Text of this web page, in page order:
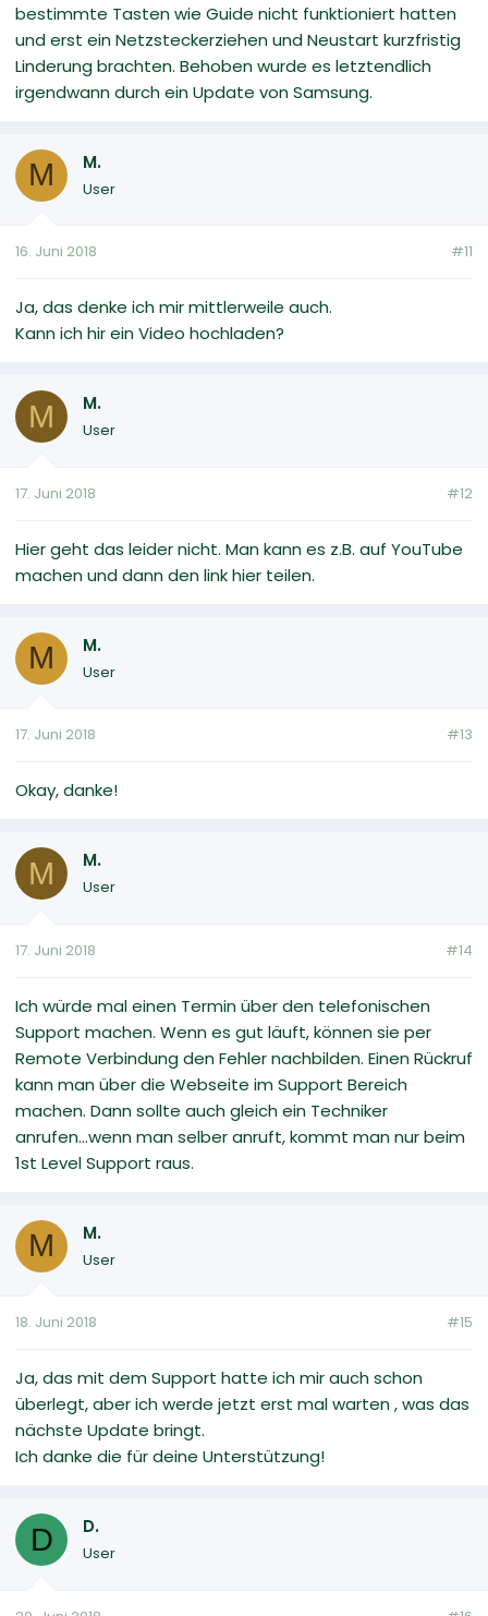
bestimmte Tasten wie Guide nicht funktioniert hatten
und erst ein Netzsteckerziehen und Neustart kurzfristig
Linderung brachten. Behoben wurde es letztendlich
irgendwann durch ein Update von Samsung.
M M.
User
16. Juni 2018 #11
Ja, das denke ich mir mittlerweile auch.
Kann ich hir ein Video hochladen?
M M.
User
17. Juni 2018 #12
Hier geht das leider nicht. Man kann es z.B. auf YouTube
machen und dann den link hier teilen.
M M.
User
17. Juni 2018 #13
Okay, danke!
M M.
User
17. Juni 2018 #14
Ich würde mal einen Termin über den telefonischen
Support machen. Wenn es gut läuft, können sie per
Remote Verbindung den Fehler nachbilden. Einen Rückruf
kann man über die Webseite im Support Bereich
machen. Dann sollte auch gleich ein Techniker
anrufen...wenn man selber anruft, kommt man nur beim
1st Level Support raus.
M M.
User
18. Juni 2018 #15
Ja, das mit dem Support hatte ich mir auch schon
überlegt, aber ich werde jetzt erst mal warten , was das
nächste Update bringt.
Ich danke die für deine Unterstützung!
D D.
User